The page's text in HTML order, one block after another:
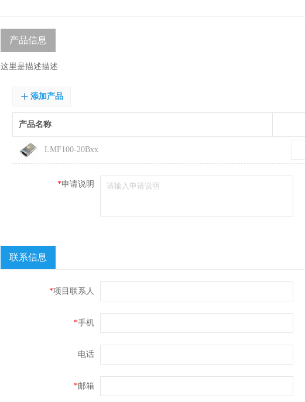
产品信息
这里是描述描述
添加产品
产品名称
LMF100-20Bxx
*申请说明
联系信息
*项目联系人
*手机
电话
*邮箱